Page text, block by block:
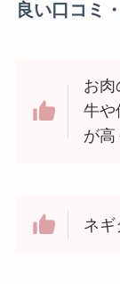
良い口コミ
お肉
牛や
が高
ネギ